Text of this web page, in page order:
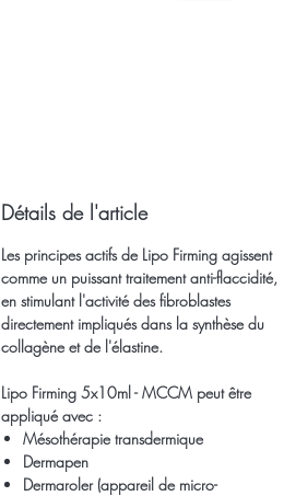
Détails de l'article
Les principes actifs de Lipo Firming agissent
comme un puissant traitement anti-flaccidité,
en stimulant l'activité des fibroblastes
directement impliqués dans la synthèse du
collagène et de l'élastine.
Lipo Firming 5x10ml - MCCM peut être
appliqué avec :
Mésothérapie transdermique
Dermapen
Dermaroler (appareil de micro-